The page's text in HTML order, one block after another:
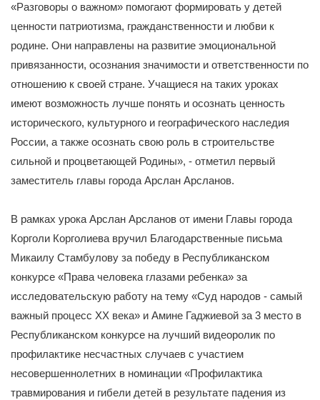
«Разговоры о важном» помогают формировать у детей
ценности патриотизма, гражданственности и любви к
родине. Они направлены на развитие эмоциональной
привязанности, осознания значимости и ответственности по
отношению к своей стране. Учащиеся на таких уроках
имеют возможность лучше понять и осознать ценность
исторического, культурного и географического наследия
России, а также осознать свою роль в строительстве
сильной и процветающей Родины», - отметил первый
заместитель главы города Арслан Арсланов.
В рамках урока Арслан Арсланов от имени Главы города
Корголи Корголиева вручил Благодарственные письма
Микаилу Стамбулову за победу в Республиканском
конкурсе «Права человека глазами ребенка» за
исследовательскую работу на тему «Суд народов - самый
важный процесс XX века» и Амине Гаджиевой за 3 место в
Республиканском конкурсе на лучший видеоролик по
профилактике несчастных случаев с участием
несовершеннолетних в номинации «Профилактика
травмирования и гибели детей в результате падения из